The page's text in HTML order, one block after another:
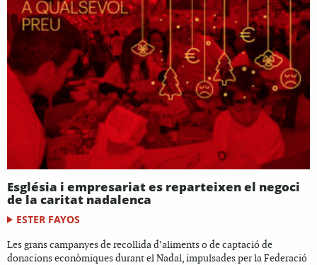
Església i empresariat es reparteixen el negoci
de la caritat nadalenca
ESTER FAYOS
Les grans campanyes de recollida d’aliments o de captació de
donacions econòmiques durant el Nadal, impulsades per la Federació